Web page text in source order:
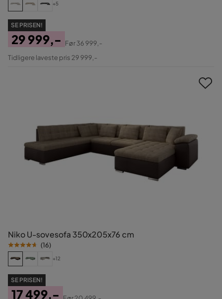
+5
SE PRISEN!
Pris
29 999,-
Original
Før36 999,-
Tidligere laveste pris 29 999,-
Niko U-sovesofa 350x205x76 cm
(16)
+12
SE PRISEN!
17 499,-